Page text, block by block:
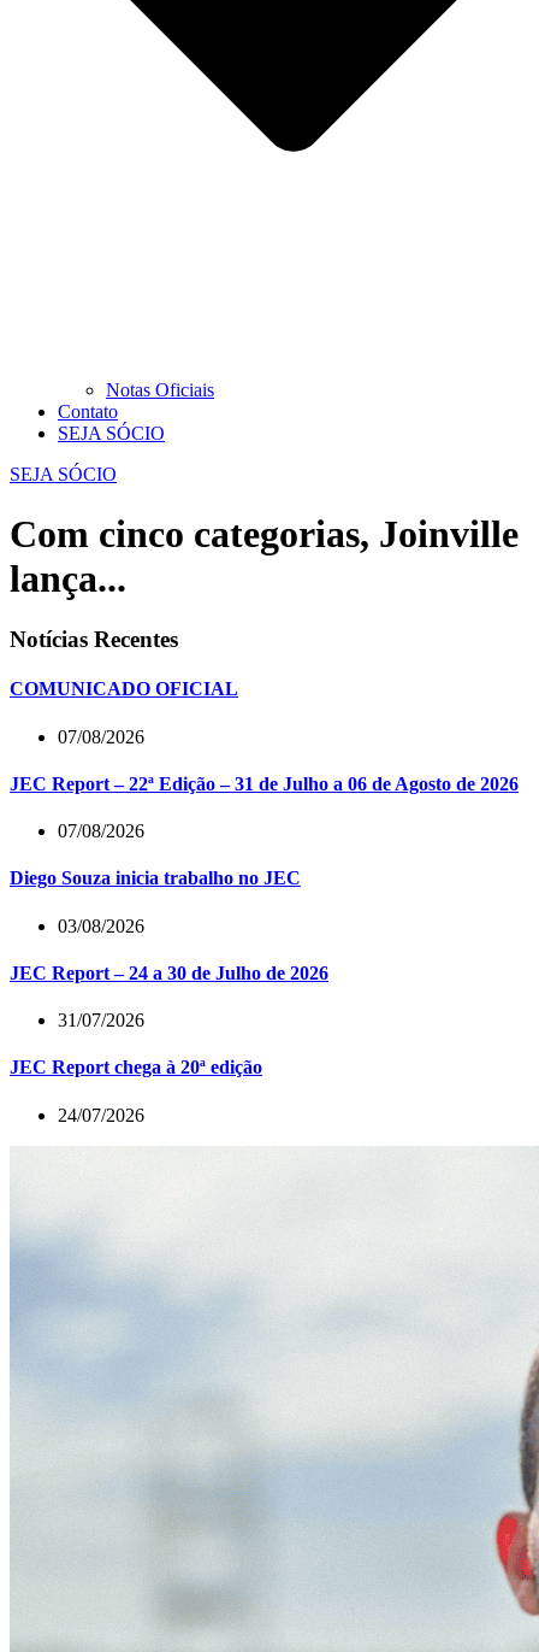
Notas Oficiais
Contato
SEJA SÓCIO
SEJA SÓCIO
Com cinco categorias, Joinville
lança...
Notícias Recentes
COMUNICADO OFICIAL
07/08/2026
JEC Report – 22ª Edição – 31 de Julho a 06 de Agosto de 2026
07/08/2026
Diego Souza inicia trabalho no JEC
03/08/2026
JEC Report – 24 a 30 de Julho de 2026
31/07/2026
JEC Report chega à 20ª edição
24/07/2026